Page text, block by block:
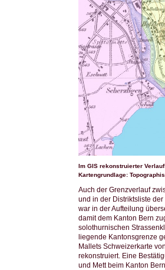
Im GIS rekonstruierter
Kartengrundlage:
Auch der Grenzverlauf
und in der Distriktsliste
war in der Aufteilung
damit dem Kanton Bern
solothurnischen
liegende Kantonsgrenze
Mallets Schweizerkarte
rekonstruiert. Eine
und Mett beim Kanton